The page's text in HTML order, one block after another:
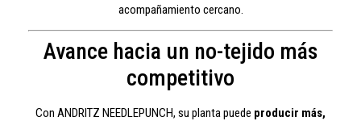
acompañamiento cercano.
Avance hacia un no-tejido más
competitivo
Con ANDRITZ NEEDLEPUNCH, su planta puede producir más,